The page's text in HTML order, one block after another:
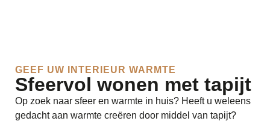
GEEF UW INTERIEUR WARMTE
Sfeervol wonen met tapijt
Op zoek naar sfeer en warmte in huis? Heeft u weleens
gedacht aan warmte creëren door middel van tapijt?